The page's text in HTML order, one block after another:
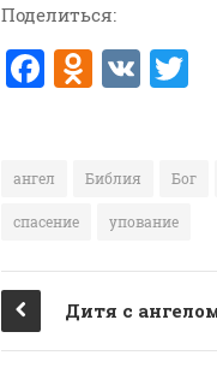
Поделиться:
F
a
e
b
o
k
O
d
o
kl
a
ss
ni
V
K
te
ангел Библия Бог
спасение упование
Дитя с